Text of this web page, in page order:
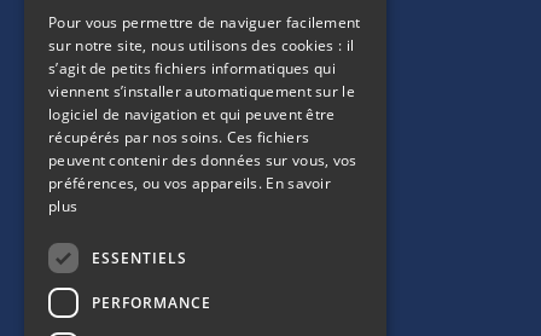
MENU DE NAVIGATION
SOCIÉTÉ
ÉQUIPE
MENU DE NAVIGATION
STRATÉGIES
MENU DE NAVIGATION
Pour vous permettre de naviguer facilement
sur notre site, nous utilisons des cookies : il
s’agit de petits fichiers informatiques qui
viennent s’installer automatiquement sur le
logiciel de navigation et qui peuvent être
récupérés par nos soins. Ces fichiers
peuvent contenir des données sur vous, vos
préférences, ou vos appareils. En savoir
plus
ESSENTIELS
PERFORMANCE